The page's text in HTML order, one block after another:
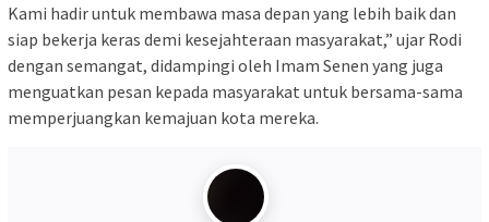
Kami hadir untuk membawa masa depan yang lebih baik dan
siap bekerja keras demi kesejahteraan masyarakat,” ujar Rodi
dengan semangat, didampingi oleh Imam Senen yang juga
menguatkan pesan kepada masyarakat untuk bersama-sama
memperjuangkan kemajuan kota mereka.